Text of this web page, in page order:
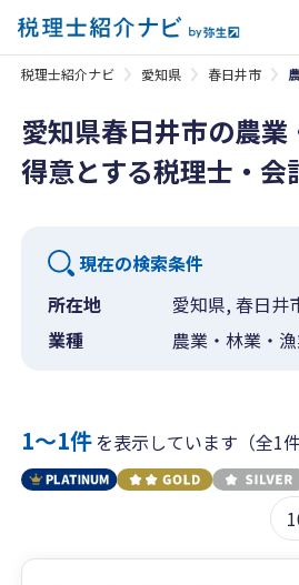
税理士紹介ナビ 愛知県 春日井市
愛知県春日井市の農業
得意とする税理士・会
現在の検索条件
所在地
愛知県, 春日井
業種
農業・林業・
1〜1件を表示しています（全1件